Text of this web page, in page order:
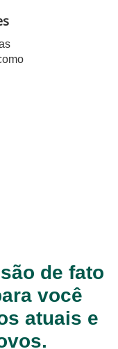
de fato
você
atuais e